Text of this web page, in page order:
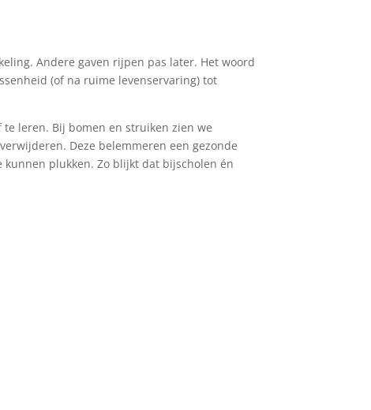
Andere gaven rijpen pas later. Het woord
(of na ruime levenservaring) tot
leren. Bij bomen en struiken zien we
Deze belemmeren een gezonde
plukken. Zo blijkt dat bijscholen én